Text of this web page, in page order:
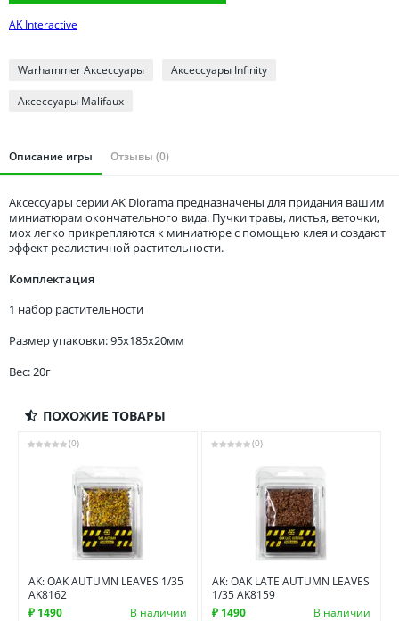
Томская область
Тюменская область
AK Interactive
Warhammer Аксессуары Аксессуары Infinity
Аксессуары Malifaux
Описание игры Отзывы (0)
Аксессуары серии AK Diorama предназначены для придания вашим
миниатюрам окончательного вида. Пучки травы, листья, веточки,
мох легко прикрепляются к миниатюре с помощью клея и создают
эффект реалистичной растительности.
Комплектация
1 набор растительности
Размер упаковки: 95x185x20мм
Вес: 20г
ПОХОЖИЕ ТОВАРЫ
(0)
AK: OAK AUTUMN LEAVES 1/35
AK8162
₽ 1490
В наличии
(0)
AK: OAK LATE AUTUMN LEAVES
1/35 AK8159
₽ 1490
В наличии